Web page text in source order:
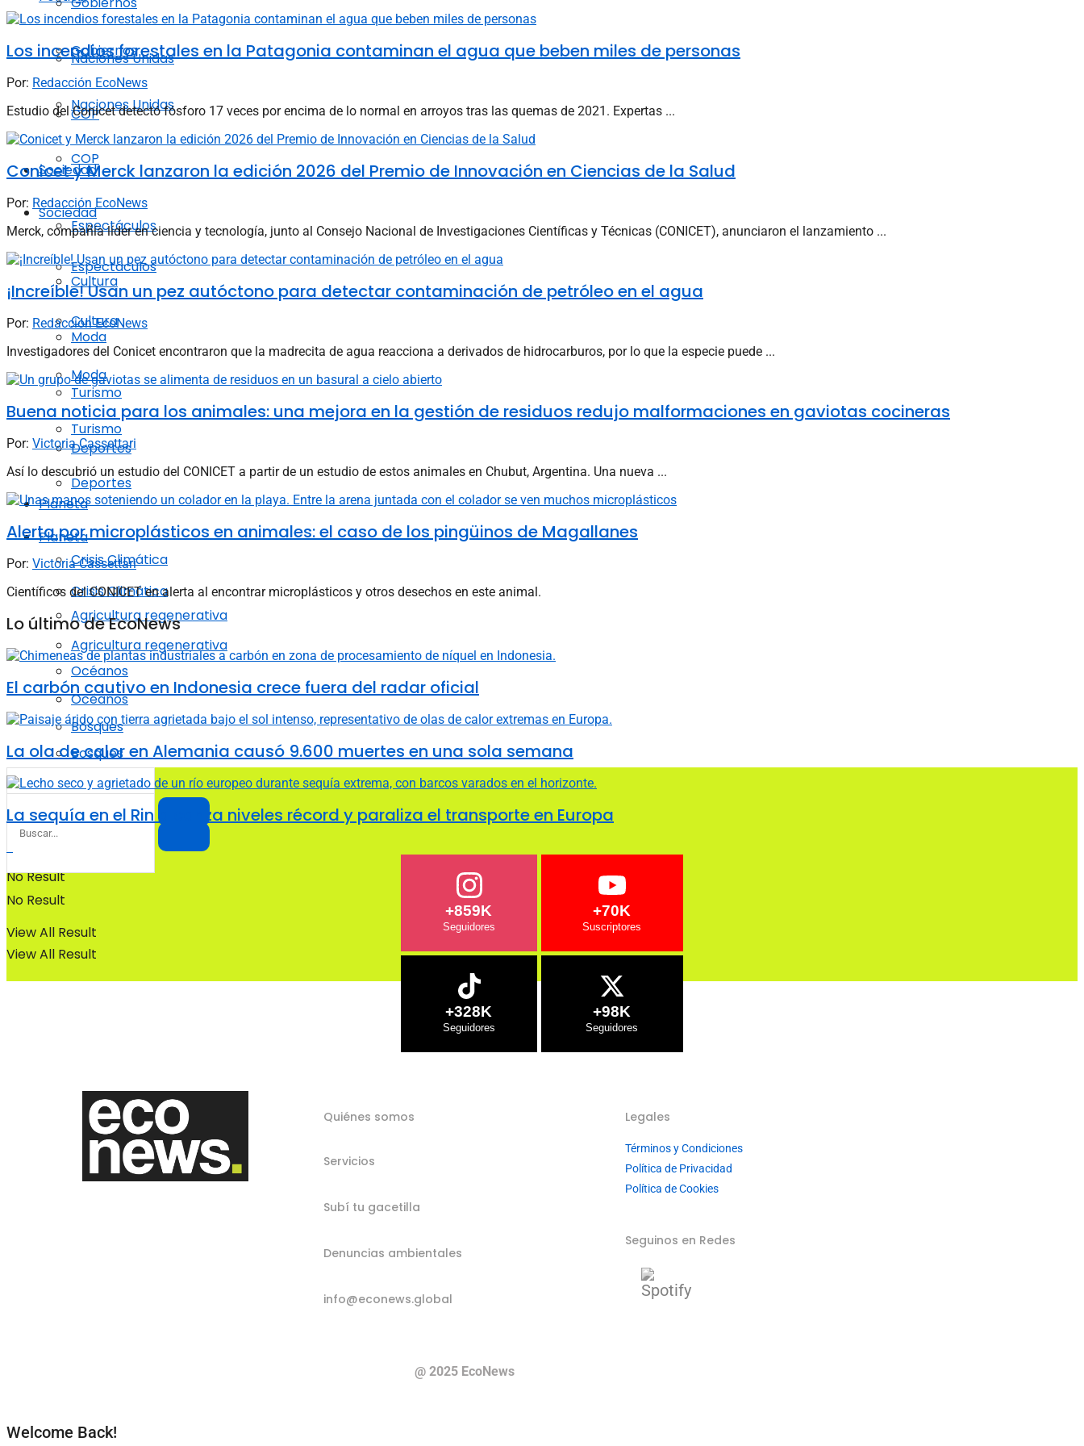
Naciones Unidas
COP
Sociedad
Espectáculos
Cultura
Moda
Turismo
Deportes
Planeta
Crisis Climática
Agricultura regenerativa
Océanos
Bosques
No Result
View All Result
Gobiernos
Naciones Unidas
COP
Sociedad
Espectáculos
Cultura
Moda
Turismo
Deportes
Planeta
Crisis Climática
Agricultura regenerativa
Océanos
Bosques
No Result
View All Result
Los incendios forestales en la Patagonia contaminan el agua que beben miles de personas
Por: Redacción EcoNews
Estudio del Conicet detectó fósforo 17 veces por encima de lo normal en arroyos tras las quemas de 2021. Expertas ...
Conicet y Merck lanzaron la edición 2026 del Premio de Innovación en Ciencias de la Salud
Por: Redacción EcoNews
Merck, compañía líder en ciencia y tecnología, junto al Consejo Nacional de Investigaciones Científicas y Técnicas (CONICET), anunciaron el lanzamiento ...
¡Increíble! Usan un pez autóctono para detectar contaminación de petróleo en el agua
Por: Redacción EcoNews
Investigadores del Conicet encontraron que la madrecita de agua reacciona a derivados de hidrocarburos, por lo que la especie puede ...
Buena noticia para los animales: una mejora en la gestión de residuos redujo malformaciones en gaviotas cocineras
Por: Victoria Cassettari
Así lo descubrió un estudio del CONICET a partir de un estudio de estos animales en Chubut, Argentina. Una nueva ...
Alerta por microplásticos en animales: el caso de los pingüinos de Magallanes
Por: Victoria Cassettari
Científicos del CONICET en alerta al encontrar microplásticos y otros desechos en este animal.
Lo último de EcoNews
El carbón cautivo en Indonesia crece fuera del radar oficial
La ola de calor en Alemania causó 9.600 muertes en una sola semana
La sequía en el Rin alcanza niveles récord y paraliza el transporte en Europa
+859K +70K
+328K +98K
Quiénes somos
Servicios
Subí tu gacetilla
Denuncias ambientales
info@econews.global
Legales
Términos y Condiciones
Política de Privacidad
Política de Cookies
Seguinos en Redes
@ 2025 EcoNews
Welcome Back!